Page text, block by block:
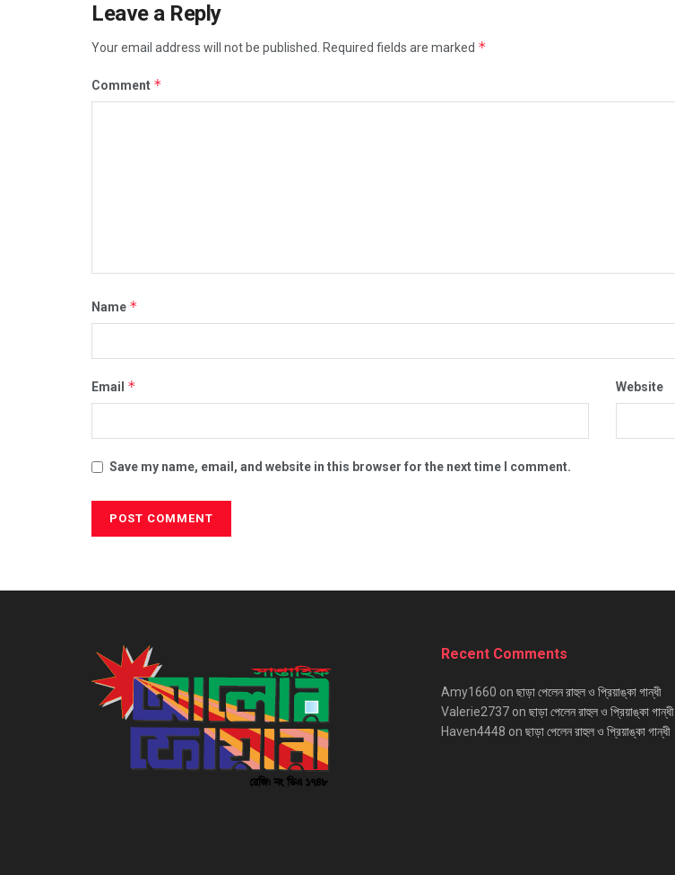
Leave a Reply
Your email address will not be published. Required fields are marked *
Comment *
Name *
Email * Website
Save my name, email, and website in this browser for the next time I comment.
Recent Comments
Amy1660 on ছাড়া পেলেন রাহুল ও প্রিয়াঙ্কা গান্ধী
Valerie2737 on ছাড়া পেলেন রাহুল ও প্রিয়াঙ্কা গান্ধী
Haven4448 on ছাড়া পেলেন রাহুল ও প্রিয়াঙ্কা গান্ধী